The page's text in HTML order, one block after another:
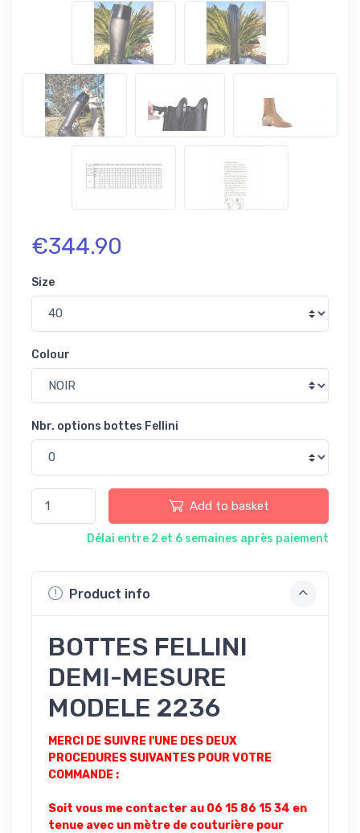
€344.90
Size
Colour
Nbr. options bottes Fellini
Add to basket
Délai entre 2 et 6 semaines après paiement
Product info
BOTTES FELLINI
DEMI-MESURE
MODELE 2236
MERCI DE SUIVRE l'UNE DES DEUX
PROCEDURES SUIVANTES POUR VOTRE
COMMANDE :
Soit vous me contacter au 06 15 86 15 34 en
tenue avec un mètre de couturière pour